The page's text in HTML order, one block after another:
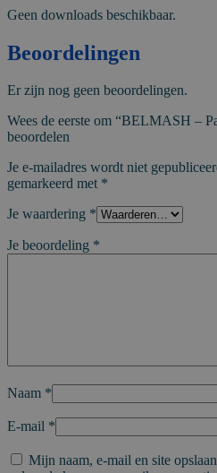
Geen downloads beschikbaar.
Beoordelingen
Er zijn nog geen beoordelingen.
Wees de eerste om “BELMASH –
beoordelen
Je e-mailadres wordt niet
gemarkeerd met *
Je waardering *
Je beoordeling *
Naam *
E-mail *
Mijn naam, e-mail en site